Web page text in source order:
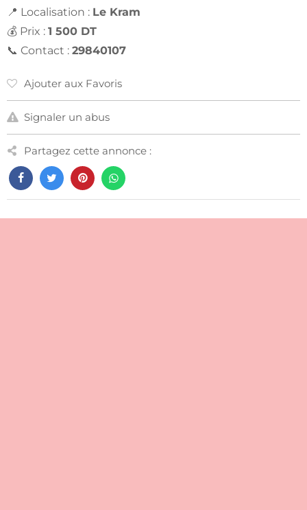
📍 Localisation : Le Kram
💰 Prix : 1 500 DT
📞 Contact : 29840107
Ajouter aux Favoris
Signaler un abus
Partagez cette annonce :